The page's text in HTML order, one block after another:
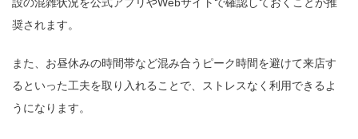
設の混雑状況を公式アプリやWebサイトで確認しておくことが推
奨されます。
また、お昼休みの時間帯など混み合うピーク時間を避けて来店す
るといった工夫を取り入れることで、ストレスなく利用できるよ
うになります。